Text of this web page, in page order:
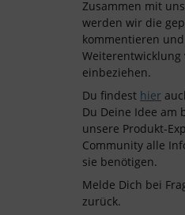
Zusammen mit
werden wir die
kommentieren
Weiterentwicklung
einbeziehen.
Du findest hier
Du Deine Idee am
unsere Produkt-
Community alle
sie benötigen.
Melde Dich bei
zurück.